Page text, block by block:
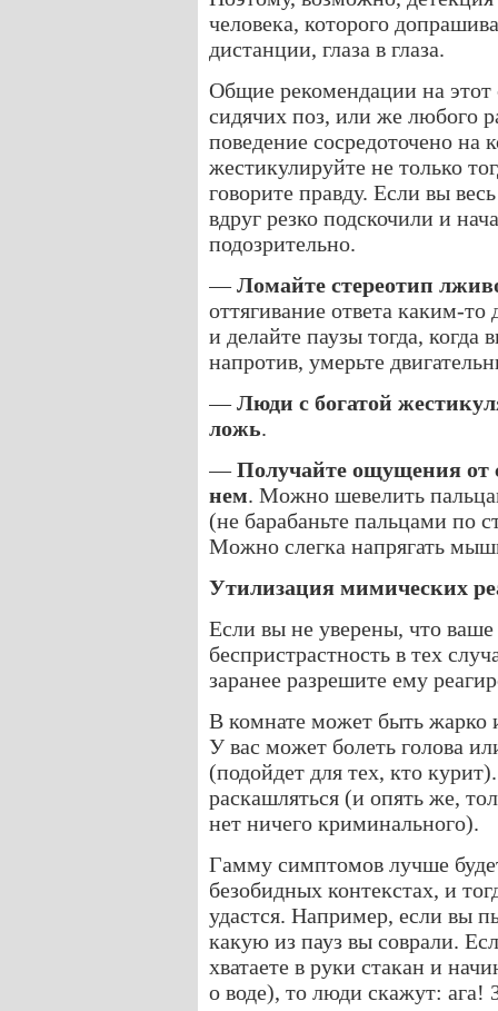
человека, которого
дистанции, глаза в глаза.
Общие рекомендации на этот
сидячих поз, или же любого
поведение сосредоточено
жестикулируйте не только
говорите правду. Если вы
вдруг резко подскочили и
подозрительно.
—Ломайте стереотип
оттягивание ответа каким-
и делайте паузы тогда, когда
напротив, умерьте
—Люди с богатой
ложь.
—Получайте ощущения от
нем. Можно шевелить
(не барабаньте пальцами по
Можно слегка напрягать
Утилизация мимических
Если вы не уверены, что
беспристрастность в тех
заранее разрешите ему
В комнате может быть жарко
У вас может болеть голова
(подойдет для тех, кто
раскашляться (и опять же,
нет ничего криминального).
Гамму симптомов лучше
безобидных контекстах, и
удастся. Например, если вы
какую из пауз вы соврали.
хватаете в руки стакан и
о воде), то люди скажут: ага!